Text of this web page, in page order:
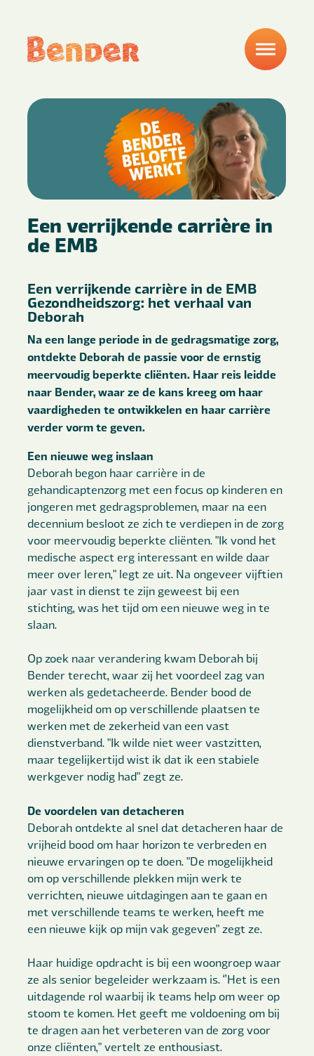
Een verrijkende carrière in
de EMB
Een verrijkende carrière in de EMB
Gezondheidszorg: het verhaal van
Deborah
Na een lange periode in de gedragsmatige zorg,
ontdekte Deborah de passie voor de ernstig
meervoudig beperkte cliënten. Haar reis leidde
naar Bender, waar ze de kans kreeg om haar
vaardigheden te ontwikkelen en haar carrière
verder vorm te geven.
Een nieuwe weg inslaan
Deborah begon haar carrière in de
gehandicaptenzorg met een focus op kinderen en
jongeren met gedragsproblemen, maar na een
decennium besloot ze zich te verdiepen in de zorg
voor meervoudig beperkte cliënten. "Ik vond het
medische aspect erg interessant en wilde daar
meer over leren," legt ze uit. Na ongeveer vijftien
jaar vast in dienst te zijn geweest bij een
stichting, was het tijd om een nieuwe weg in te
slaan.
Op zoek naar verandering kwam Deborah bij
Bender terecht, waar zij het voordeel zag van
werken als gedetacheerde. Bender bood de
mogelijkheid om op verschillende plaatsen te
werken met de zekerheid van een vast
dienstverband. "Ik wilde niet weer vastzitten,
maar tegelijkertijd wist ik dat ik een stabiele
werkgever nodig had" zegt ze.
De voordelen van detacheren
Deborah ontdekte al snel dat detacheren haar de
vrijheid bood om haar horizon te verbreden en
nieuwe ervaringen op te doen. "De mogelijkheid
om op verschillende plekken mijn werk te
verrichten, nieuwe uitdagingen aan te gaan en
met verschillende teams te werken, heeft me
een nieuwe kijk op mijn vak gegeven" zegt ze.
Haar huidige opdracht is bij een woongroep waar
ze als senior begeleider werkzaam is. ‘’Het is een
uitdagende rol waarbij ik teams help om weer op
stoom te komen. Het geeft me voldoening om bij
te dragen aan het verbeteren van de zorg voor
onze cliënten," vertelt ze enthousiast.